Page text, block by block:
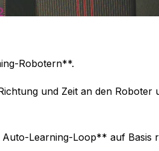
Robotern**.
und Zeit an den Roboter
Learning-Loop** auf Basis